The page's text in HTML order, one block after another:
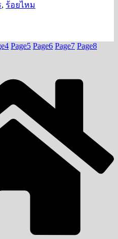
, ร้อยไหม
4 Page5 Page6 Page7 Page8